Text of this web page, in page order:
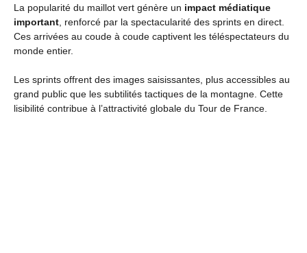
La popularité du maillot vert génère un impact médiatique
important , renforcé par la spectacularité des sprints en direct.
Ces arrivées au coude à coude captivent les téléspectateurs du
monde entier.
Les sprints offrent des images saisissantes, plus accessibles au
grand public que les subtilités tactiques de la montagne. Cette
lisibilité contribue à l’attractivité globale du Tour de France.